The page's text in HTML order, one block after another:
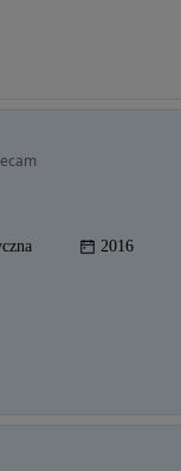
2016